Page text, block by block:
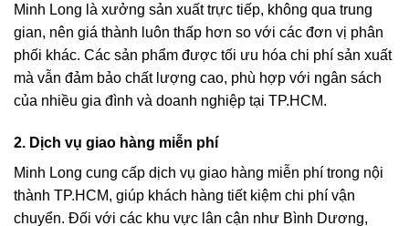
Minh Long là xưởng sản xuất trực tiếp, không qua trung
gian, nên giá thành luôn thấp hơn so với các đơn vị phân
phối khác. Các sản phẩm được tối ưu hóa chi phí sản xuất
mà vẫn đảm bảo chất lượng cao, phù hợp với ngân sách
của nhiều gia đình và doanh nghiệp tại TP.HCM.
2. Dịch vụ giao hàng miễn phí
Minh Long cung cấp dịch vụ giao hàng miễn phí trong nội
thành TP.HCM, giúp khách hàng tiết kiệm chi phí vận
chuyển. Đối với các khu vực lân cận như Bình Dương,